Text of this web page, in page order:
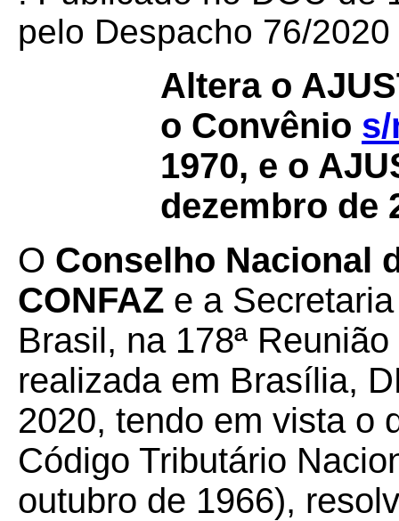
pelo Despacho 76/
Altera o
o Convênio s/
1970, e o
dezembro de
O Conselho Nacional
CONFAZ e a
Brasil, na 178ª
realizada em Brasília,
2020, tendo em vista o
Código Tributário
outubro de 1966),